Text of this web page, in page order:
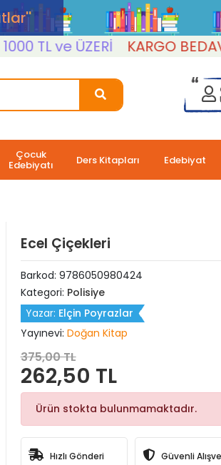
TL ve ÜZERİ KARGO BEDAVA
Çocuk
Edebiyatı Ders Kitapları Edebiyat
Ecel Çiçekleri
Barkod: 9786050980424
Kategori: Polisiye
Yazar: Elçin Poyrazlar
Yayınevi: Doğan Kitap
375,00 TL
262,50 TL
Ürün stokta bulunmamaktadır.
Hızlı Gönderi Güvenli